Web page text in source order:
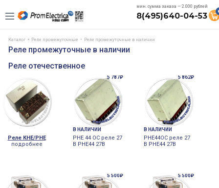
мин. сумма заказа — 2.000 рублей
8(495)640-04-53
Каталог Реле промежуточные Реле промежуточные в наличии
Реле промежуточные в наличии
Реле отечественное
Реле КНЕ/РНЕ
подробнее
5 787₽
В НАЛИЧИИ
РНЕ 44 ОС реле 27
В РНЕ44 27В
5 862₽
В НАЛИЧИИ
РНЕ44ОС реле 27
В РНЕ44 27В
5 500₽ 5 500₽